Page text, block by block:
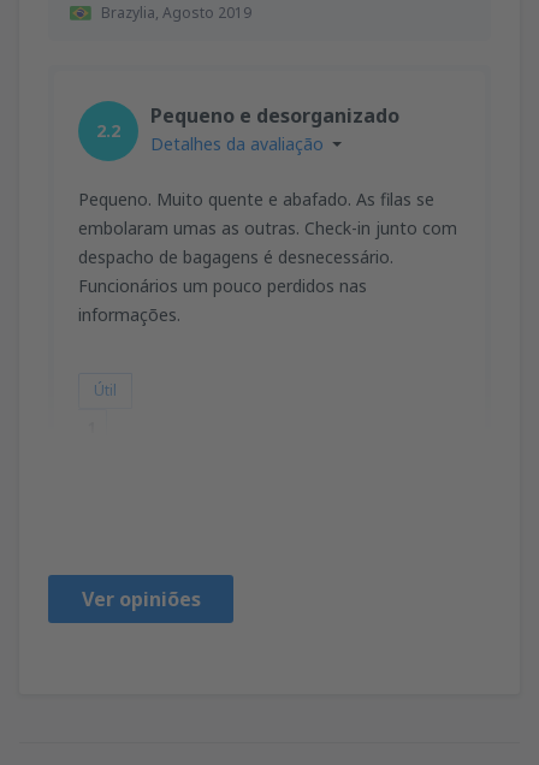
Brazylia, Agosto 2019
2.2
Pequeno e desorganizado
Detalhes da avaliação
Pequeno. Muito quente e abafado. As filas se
embolaram umas as outras. Check-in junto com
despacho de bagagens é desnecessário.
Funcionários um pouco perdidos nas
informações.
Útil
Ver opiniões